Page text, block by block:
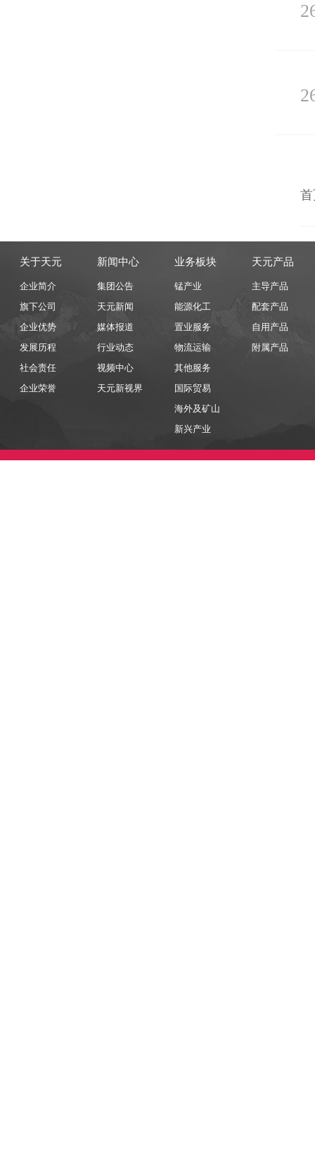
关于天元
企业简介
旗下公司
企业优势
发展历程
社会责任
企业荣誉
新闻中心
集团公告
天元新闻
媒体报道
行业动态
视频中心
天元新视界
业务板块
锰产业
能源化工
置业服务
物流运输
其他服务
国际贸易
海外及矿山
新兴产业
天元产品
主导产品
配套产品
自用产品
附属产品